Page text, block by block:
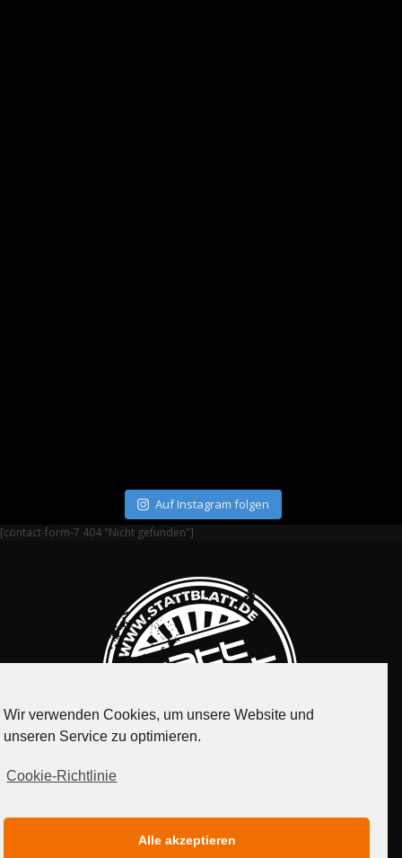
Auf Instagram folgen
[contact-form-7 404 "Nicht gefunden"]
MEDIADATEN
Wir verwenden Cookies, um unsere Website und
unseren Service zu optimieren.
Cookie-Richtlinie
Alle akzeptieren